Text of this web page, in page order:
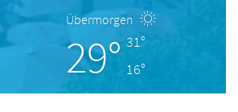
Übermorgen
29° 31°
16°